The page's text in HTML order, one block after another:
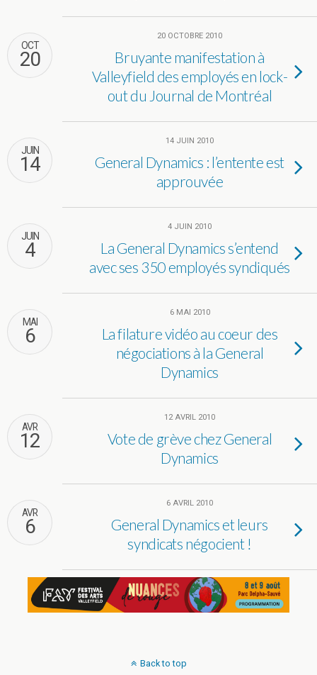
OCT
20
20 OCTOBRE 2010
Bruyante manifestation à
Valleyfield des employés en lock-
out du Journal de Montréal
JUIN
14
14 JUIN 2010
General Dynamics : l’entente est
approuvée
JUIN
4
4 JUIN 2010
La General Dynamics s’entend
avec ses 350 employés syndiqués
MAI
6
6 MAI 2010
La filature vidéo au coeur des
négociations à la General
Dynamics
AVR
12
12 AVRIL 2010
Vote de grève chez General
Dynamics
AVR
6
6 AVRIL 2010
General Dynamics et leurs
syndicats négocient !
Back to top